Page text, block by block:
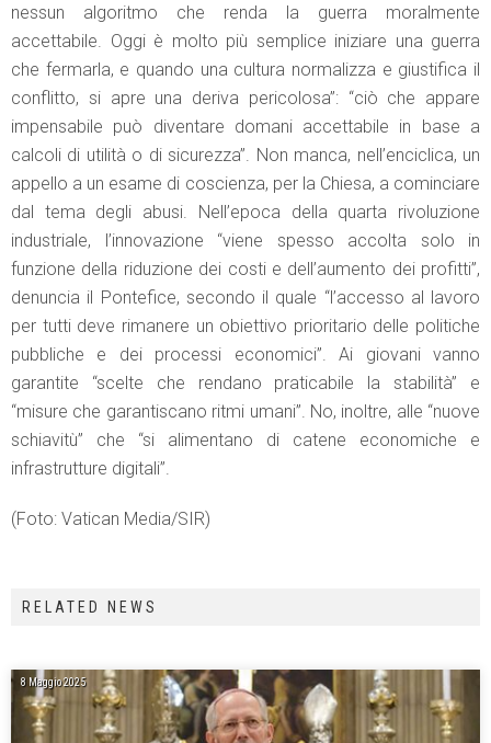
nessun algoritmo che renda la guerra moralmente
accettabile. Oggi è molto più semplice iniziare una guerra
che fermarla, e quando una cultura normalizza e giustifica il
conflitto, si apre una deriva pericolosa”: “ciò che appare
impensabile può diventare domani accettabile in base a
calcoli di utilità o di sicurezza”. Non manca, nell’enciclica, un
appello a un esame di coscienza, per la Chiesa, a cominciare
dal tema degli abusi. Nell’epoca della quarta rivoluzione
industriale, l’innovazione “viene spesso accolta solo in
funzione della riduzione dei costi e dell’aumento dei profitti”,
denuncia il Pontefice, secondo il quale “l’accesso al lavoro
per tutti deve rimanere un obiettivo prioritario delle politiche
pubbliche e dei processi economici”. Ai giovani vanno
garantite “scelte che rendano praticabile la stabilità” e
“misure che garantiscano ritmi umani”. No, inoltre, alle “nuove
schiavitù” che “si alimentano di catene economiche e
infrastrutture digitali”.
(Foto: Vatican Media/SIR)
RELATED NEWS
8 Maggio 2025